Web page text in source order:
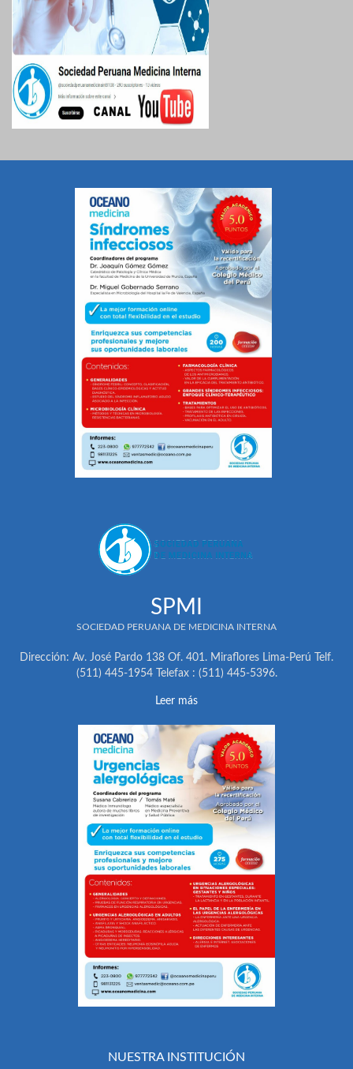
SPMI
SOCIEDAD PERUANA DE MEDICINA INTERNA
Dirección: Av. José Pardo 138 Of. 401. Miraflores Lima-Perú Telf.
(511) 445-1954 Telefax : (511) 445-5396.
Leer más
NUESTRA INSTITUCIÓN